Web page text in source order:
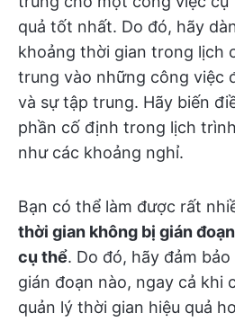
quả tốt nhất. Do đó, hãy
khoảng thời gian trong lịch
trung vào những công việc
và sự tập trung. Hãy biến
phần cố định trong lịch
như các khoảng nghỉ.
Bạn có thể làm được rất
thời gian không bị gián
cụ thể. Do đó, hãy đảm
gián đoạn nào, ngay cả khi
quản lý thời gian hiệu quả